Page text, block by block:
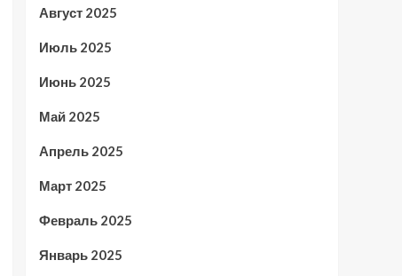
Август 2025
Июль 2025
Июнь 2025
Май 2025
Апрель 2025
Март 2025
Февраль 2025
Январь 2025